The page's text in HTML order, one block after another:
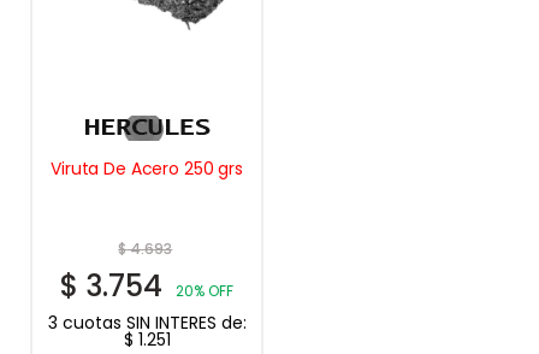
Viruta De Acero 250 grs
$4.693
$ 3.754 20% OFF
3 cuotas SIN INTERES de:
$ 1.251